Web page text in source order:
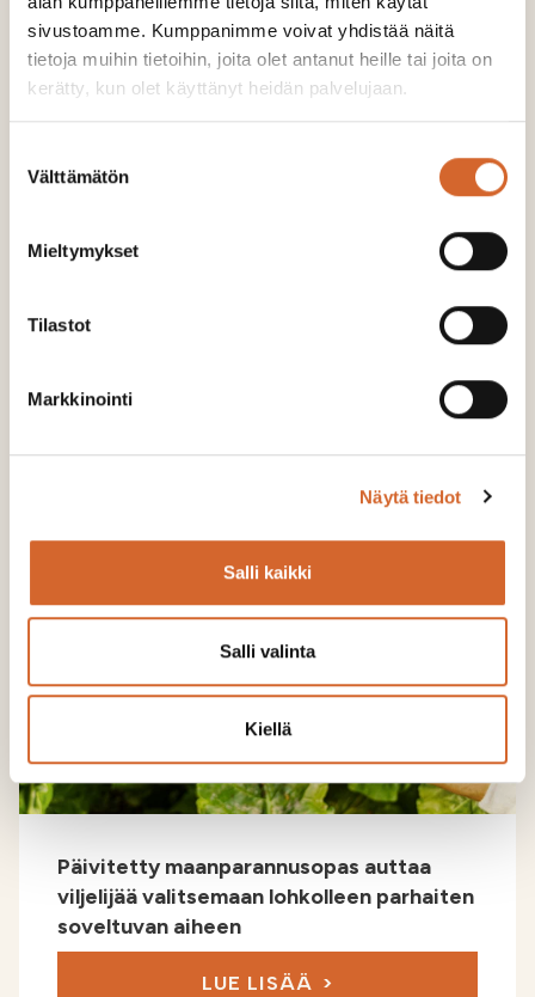
sivustoamme. Kumppanimme voivat yhdistää näitä
tietoja muihin tietoihin, joita olet antanut heille tai joita on
kerätty, kun olet käyttänyt heidän palvelujaan.
valinta
Välttämätön
Mieltymykset
Tilastot
Markkinointi
Näytä tiedot
Salli kaikki
Salli valinta
Kiellä
Milloin ja miksi kalkita syysviljan alle?
Päivitetty maanparannusopas auttaa
viljelijää valitsemaan lohkolleen parhaiten
soveltuvan aiheen
LUE LISÄÄ